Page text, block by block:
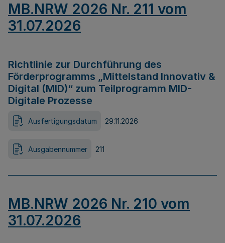
MB.NRW 2026 Nr. 211 vom
31.07.2026
Richtlinie zur Durchführung des
Förderprogramms „Mittelstand Innovativ &
Digital (MID)“ zum Teilprogramm MID-
Digitale Prozesse
Ausfertigungsdatum 29.11.2026
Ausgabennummer 211
MB.NRW 2026 Nr. 210 vom
31.07.2026